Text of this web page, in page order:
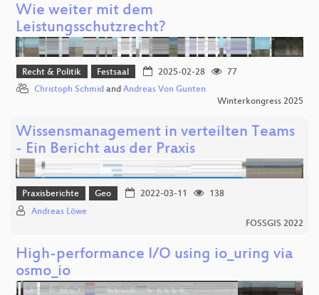
Wie weiter mit dem
Leistungsschutzrecht?
Recht & Politik Festsaal 2025-02-28
77
Christoph Schmid and Andreas Von Gunten
Winterkongress 2025
Wissensmanagement in verteilten Teams
- Ein Bericht aus der Praxis
Praxisberichte Geo 2022-03-11
138
Andreas Löwe
FOSSGIS 2022
High-performance I/O using io_uring via
osmo_io